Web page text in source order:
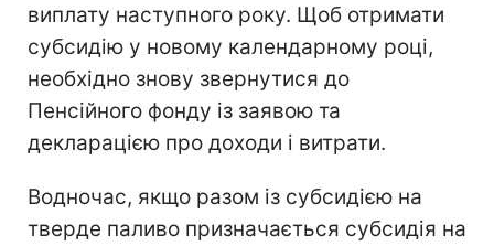
виплату наступного року. Щоб отримати
субсидію у новому календарному році,
необхідно знову звернутися до
Пенсійного фонду із заявою та
декларацією про доходи і витрати.
Водночас, якщо разом із субсидією на
тверде паливо призначається субсидія на